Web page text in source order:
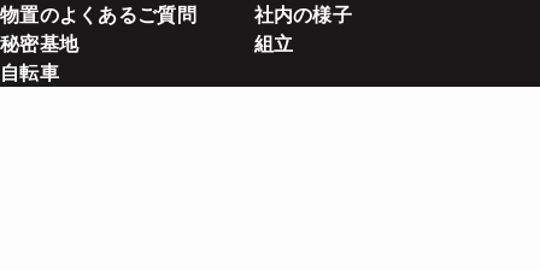
物置のよくあるご質問
社内の様子
秘密基地
組立
自転車